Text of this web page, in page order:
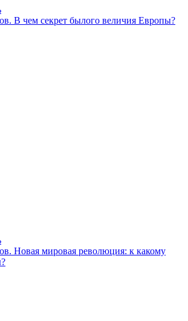
В чем секрет былого величия Европы?
Новая мировая революция: к какому